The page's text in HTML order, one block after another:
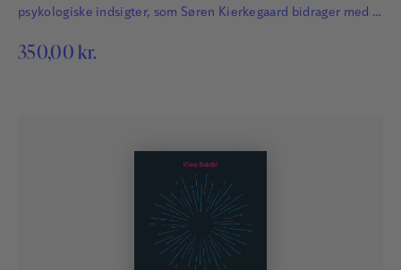
psykologiske indsigter, som Søren Kierkegaard bidrager med i
udfoldes inden for rammerne af protreptik og tredje
350,00 kr.